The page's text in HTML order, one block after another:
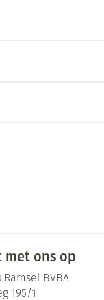
met ons op
BVBA
195/1